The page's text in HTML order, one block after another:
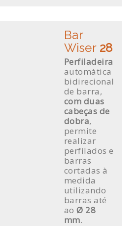
Bar
Wiser 28
Perfiladeira
automática
bidirecional
de barra,
com duas
cabeças de
dobra,
permite
realizar
perfilados e
barras
cortadas à
medida
utilizando
barras até
ao Ø 28
mm.